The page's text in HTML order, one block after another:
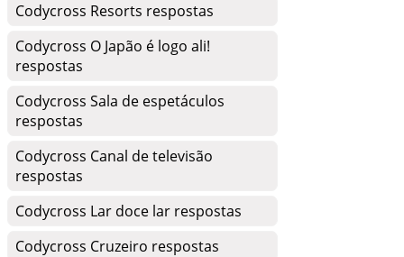
Codycross Resorts respostas
Codycross O Japão é logo ali!
respostas
Codycross Sala de espetáculos
respostas
Codycross Canal de televisão
respostas
Codycross Lar doce lar respostas
Codycross Cruzeiro respostas